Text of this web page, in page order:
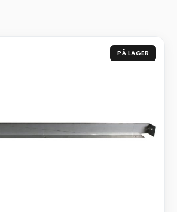
PÅ LAGER